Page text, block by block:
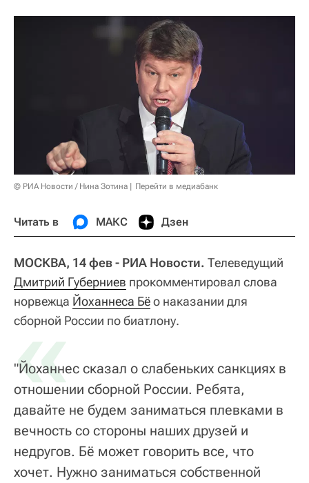
© РИА Новости / Нина Зотина Перейти в медиабанк
Читать в МАКС Дзен
МОСКВА, 14 фев - РИА Новости. Телеведущий
Дмитрий Губерниев прокомментировал слова
норвежца Йоханнеса Бёо наказании для
сборной России по биатлону.
«
"Йоханнес сказал о слабеньких санкциях в
отношении сборной России. Ребята,
давайте не будем заниматься плевками в
вечность со стороны наших друзей и
недругов. Бё может говорить все, что
хочет. Нужно заниматься собственной